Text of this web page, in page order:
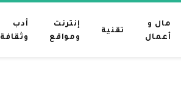
مال و
أعمال
تقنية
إنترنت
ومواقع
أدب
وثقافة